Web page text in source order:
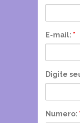
E-mail: *
Digite
Numero: